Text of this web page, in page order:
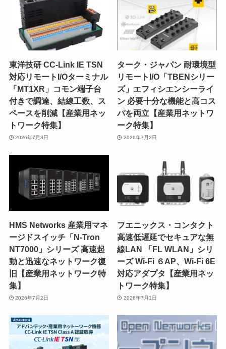
東洋技研 CC-Link IE TSN
対応リモートI/Oターミナル
「MT1XR」コモン端子台
付きで調達、結線工数、ス
ペースを削減【産業用ネッ
トワーク特集】
2026年7月3日
ターク・ジャパン 耐環境型
リモートI/O「TBENシリー
ズ」エフィシエンシーライ
ン 必要十分な機能と高コス
パを両立【産業用ネットワ
ーク特集】
2026年7月2日
HMS Networks 産業用マネ
ージドスイッチ「N-Tron
NT7000」シリーズ 高速起
動と迅速なネットワーク復
旧【産業用ネットワーク特
集】
2026年7月2日
フエニックス・コンタクト
高速低遅延でセキュアな無
線LAN 「FL WLAN」シリ
ーズ Wi-Fi ６AP、Wi-Fi 6E
対応アダプタ【産業用ネッ
トワーク特集】
2026年7月1日